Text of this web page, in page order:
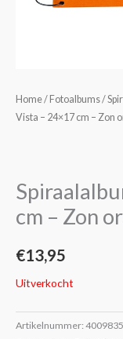
Home/ Fotoalbums/
Vista – 24×17 cm – Zon
cm – Zon
€13,95
Uitverkocht
Artikelnummer: